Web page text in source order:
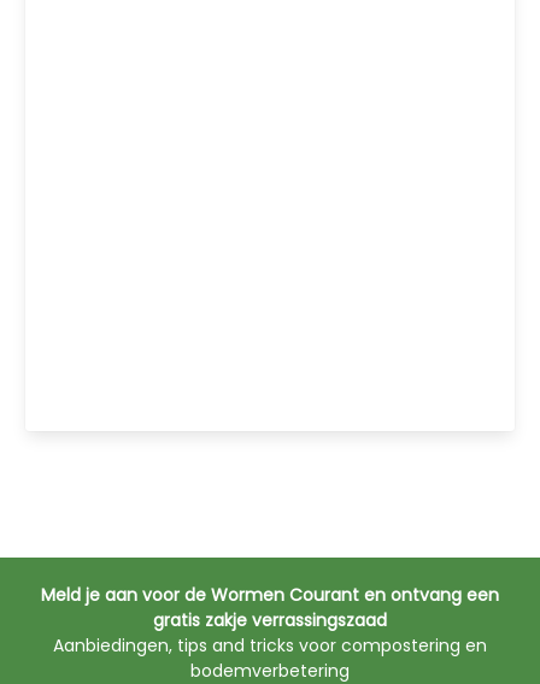
Meld je aan voor de Wormen Courant en ontvang een
gratis zakje verrassingszaad
Aanbiedingen, tips and tricks voor compostering en
bodemverbetering